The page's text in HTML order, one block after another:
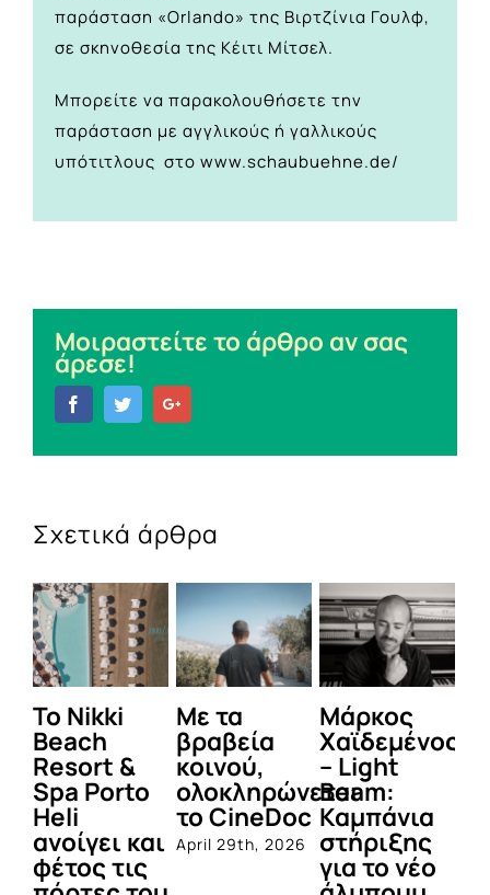
παράσταση «Orlando» της Βιρτζίνια Γουλφ,
σε σκηνοθεσία της Κέιτι Μίτσελ.
Μπορείτε να παρακολουθήσετε την
παράσταση με αγγλικούς ή γαλλικούς
υπότιτλους στο www.schaubuehne.de/
Μοιραστείτε το άρθρο αν σας
άρεσε!
FacebookTwitter
Σχετικά άρθρα
To Nikki
Beach
Resort &
Spa Porto
Heli
ανοίγει και
φέτος τις
Με τα
βραβεία
κοινού,
ολοκληρώνεται
το CineDoc
April 29th, 2026
Μάρκος
Χαϊδεμένος
– Light
Beam:
Καμπάνια
στήριξης
για το νέο